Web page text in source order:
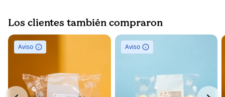
Los clientes también compraron
Aviso Aviso